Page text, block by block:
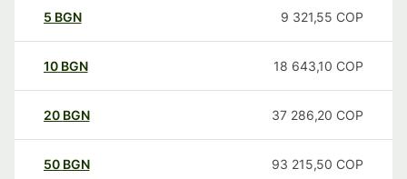
5 BGN 9 321,55 COP
10 BGN 18 643,10 COP
20 BGN 37 286,20 COP
50 BGN 93 215,50 COP